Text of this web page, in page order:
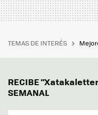
TEMAS DE INTERÉS
RECIBE
SEMANAL